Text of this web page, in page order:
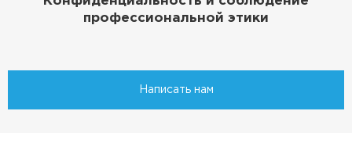
профессиональной этики
Написать нам